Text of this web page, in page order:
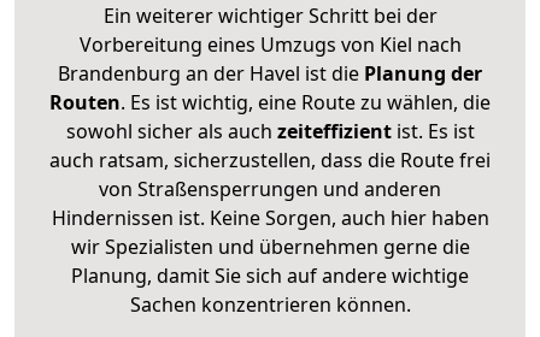
Ein weiterer wichtiger Schritt bei der
Vorbereitung eines Umzugs von Kiel nach
Brandenburg an der Havel ist die Planung der
Routen. Es ist wichtig, eine Route zu wählen, die
sowohl sicher als auch zeiteffizientist. Es ist
auch ratsam, sicherzustellen, dass die Route frei
von Straßensperrungen und anderen
Hindernissen ist. Keine Sorgen, auch hier haben
wir Spezialisten und übernehmen gerne die
Planung, damit Sie sich auf andere wichtige
Sachen konzentrieren können.